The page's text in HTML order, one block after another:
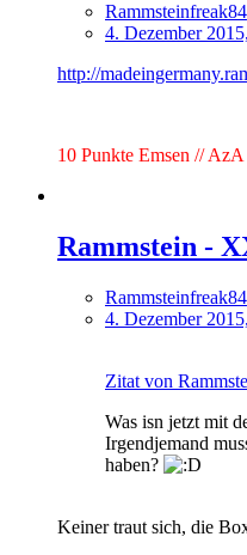
Rammsteinfreak84
4. Dezember
http://
10 Punkte Emsen // AzA
Rammstein -
Rammsteinfreak84
4. Dezember
Zitat von
Was isn jetzt mit
Irgendjemand
haben?
Keiner traut sich, die